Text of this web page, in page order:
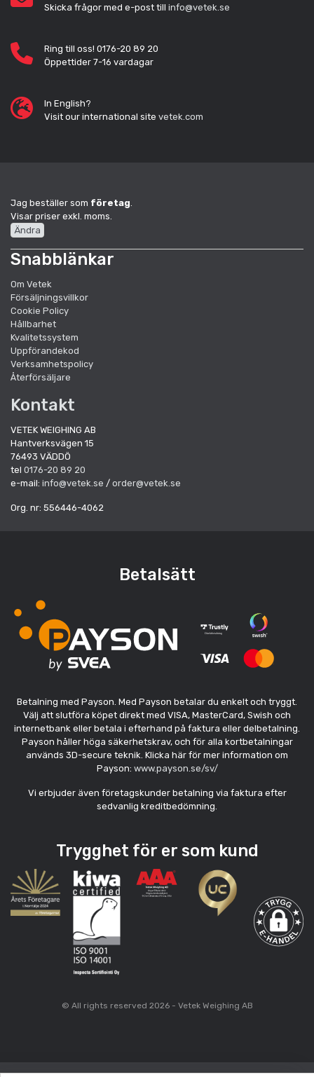
Skicka frågor med e-post till info@vetek.se
Ring till oss! 0176-20 89 20
Öppettider 7-16 vardagar
In English?
Visit our international site vetek.com
Jag beställer som företag
Visar priser exkl. moms.
Ändra
Snabblänkar
Om Vetek
Försäljningsvillkor
Cookie Policy
Hållbarhet
Kvalitetssystem
Uppförandekod
Verksamhetspolicy
Återförsäljare
Kontakt
VETEK WEIGHING AB
Hantverksvägen 15
76493 VÄDDÖ
tel 0176-20 89 20
e-mail: info@vetek.se / order@vetek.se
Org. nr: 556446-4062
Betalsätt
Betalning med Payson. Med Payson betalar du enkelt och tryggt.
Välj att slutföra köpet direkt med VISA, MasterCard, Swish och
internetbank eller betala i efterhand på faktura eller delbetalning.
Payson håller höga säkerhetskrav, och för alla kortbetalningar
används 3D-secure teknik. Klicka här för mer information om
Payson: www.payson.se/sv/
Vi erbjuder även företagskunder betalning via faktura efter
sedvanlig kreditbedömning.
Trygghet för er som kund
© All rights reserved 2026 - Vetek Weighing AB